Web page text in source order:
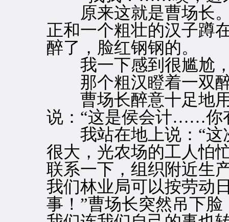
原来这就是曹场长。
正和一个粗壮的汉子蹲
醉了，脸红钢钢的。
我一下感到很尴尬，
那个粗汉瞪着一双醉
曹场长醉意十足地用
说：“这是侯会计……你
我站在地上说：“这
很大，光农场的工人怕
联系一下，组织附近生
我们林业局可以按劳动
事！”曹场长突然吊下